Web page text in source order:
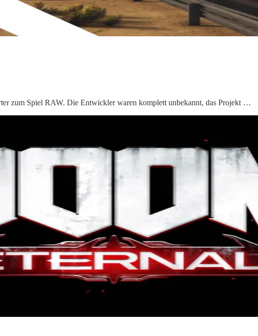
zum Spiel RAW. Die Entwickler waren komplett unbekannt, das Projekt …